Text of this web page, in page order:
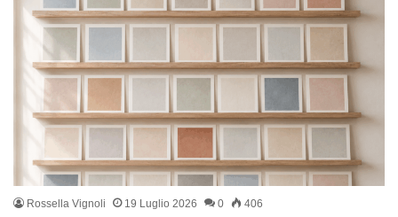
Rossella Vignoli 19 Luglio 2026 0 406